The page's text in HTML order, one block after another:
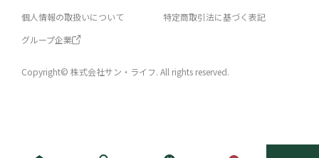
個人情報の取扱いについて
特定商取引法に基づく表記
グループ企業
Copyright© 株式会社サン・ライフ. All rights reserved.